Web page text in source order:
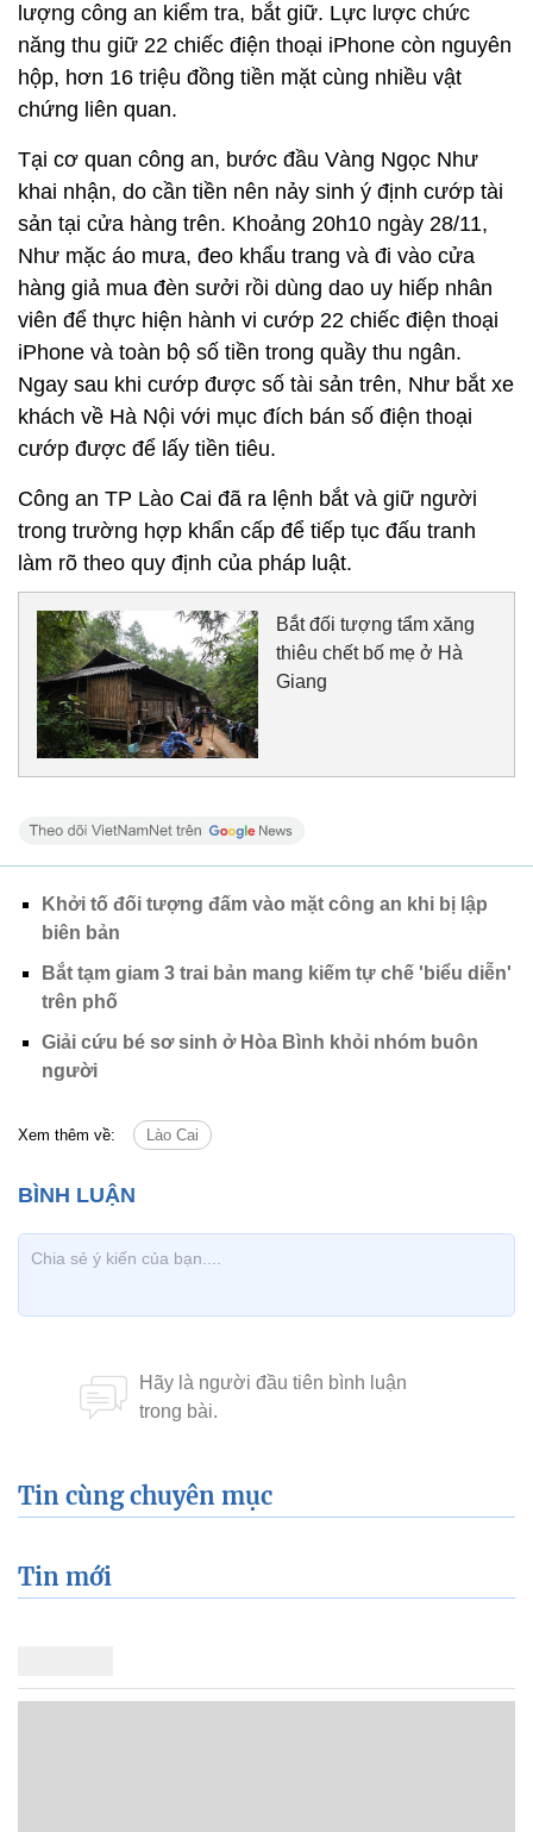
lượng công an kiểm tra, bắt giữ. Lực lược chức
năng thu giữ 22 chiếc điện thoại iPhone còn nguyên
hộp, hơn 16 triệu đồng tiền mặt cùng nhiều vật
chứng liên quan.
Tại cơ quan công an, bước đầu Vàng Ngọc Như
khai nhận, do cần tiền nên nảy sinh ý định cướp tài
sản tại cửa hàng trên. Khoảng 20h10 ngày 28/11,
Như mặc áo mưa, đeo khẩu trang và đi vào cửa
hàng giả mua đèn sưởi rồi dùng dao uy hiếp nhân
viên để thực hiện hành vi cướp 22 chiếc điện thoại
iPhone và toàn bộ số tiền trong quầy thu ngân.
Ngay sau khi cướp được số tài sản trên, Như bắt xe
khách về Hà Nội với mục đích bán số điện thoại
cướp được để lấy tiền tiêu.
Công an TP Lào Cai đã ra lệnh bắt và giữ người
trong trường hợp khẩn cấp để tiếp tục đấu tranh
làm rõ theo quy định của pháp luật.
Bắt đối tượng tẩm xăng
thiêu chết bố mẹ ở Hà
Giang
Khởi tố đối tượng đấm vào mặt công an khi bị lập
biên bản
Bắt tạm giam 3 trai bản mang kiếm tự chế 'biểu diễn'
trên phố
Giải cứu bé sơ sinh ở Hòa Bình khỏi nhóm buôn
người
Xem thêm về: Lào Cai
Tin cùng chuyên mục
Tin mới